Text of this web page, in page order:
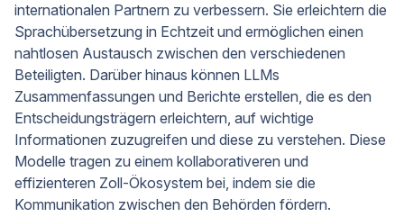
internationalen Partnern zu verbessern. Sie erleichtern die
Sprachübersetzung in Echtzeit und ermöglichen einen
nahtlosen Austausch zwischen den verschiedenen
Beteiligten. Darüber hinaus können LLMs
Zusammenfassungen und Berichte erstellen, die es den
Entscheidungsträgern erleichtern, auf wichtige
Informationen zuzugreifen und diese zu verstehen. Diese
Modelle tragen zu einem kollaborativeren und
effizienteren Zoll-Ökosystem bei, indem sie die
Kommunikation zwischen den Behörden fördern.